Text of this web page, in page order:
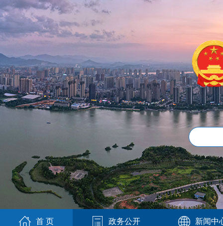
首 页 政务公开 新闻中